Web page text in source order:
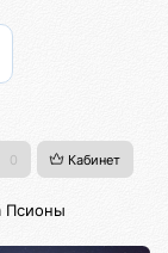
0 Кабинет
Псионы